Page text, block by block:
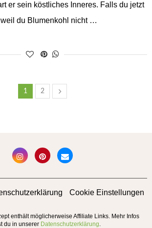
er sein köstliches Inneres. Falls du jetzt
du Blumenkohl nicht …
1 2
Cookie Einstellungen
enthält möglicherweise Affiliate Links. Mehr Infos
du in unserer Datenschutzerklärung.